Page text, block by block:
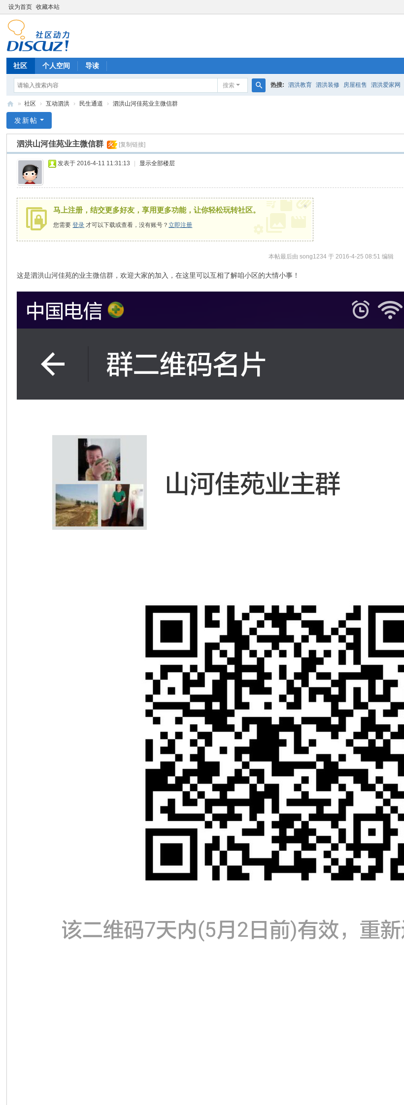
设为首页 收藏本站
社区 个人空间 导读
搜索 热搜: 泗洪教育 泗洪装修 房屋租售 泗洪爱家网
爱
» 社区 › 互动泗洪 › 民生通道 › 泗洪山河佳苑业主微信群
发新帖
泗洪山河佳苑业主微信群 火 [复制链接]
发表于 2016-4-11 11:31:13 显示全部楼层
马上注册，结交更多好友，享用更多功能，让你轻松玩转社区。
您需要登录 才可以下载或查看，没有账号？立即注册
×
本帖最后由 song1234 于 2016-4-25 08:51 编辑
这是泗洪山河佳苑的业主微信群，欢迎大家的加入，在这里可以互相了解咱小区的大情小事！